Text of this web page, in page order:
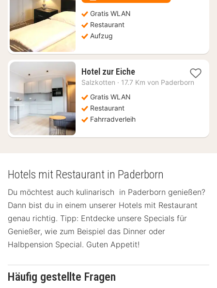
€
Gratis WLAN
Restaurant
Aufzug
Hotel zur Eiche1
Nacht
Salzkotten · 17.7 Km von Paderborn
Gratis WLAN
Restaurant
Fahrradverleih
Hotels mit Restaurant in Paderborn
Du möchtest auch kulinarisch in Paderborn genießen?
Dann bist du in einem unserer Hotels mit Restaurant
genau richtig. Tipp: Entdecke unsere Specials für
Genießer, wie zum Beispiel das Dinner oder
Halbpension Special. Guten Appetit!
Häufig gestellte Fragen